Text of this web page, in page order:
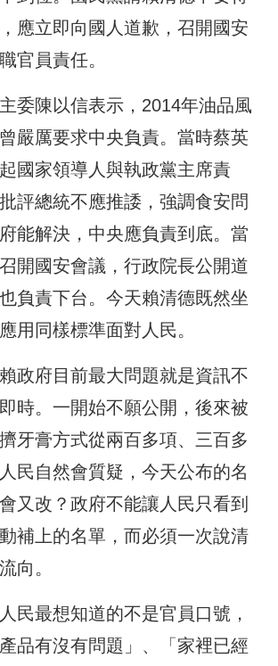
應立即向國人道歉，召開國安
官員責任。
委陳以信表示，2014年油品風
嚴厲要求中央負責。當時蔡英
國家領導人與執政黨主席責
評總統不應推諉，強調食安問
能解決，中央應負責到底。當
開國安會議，行政院長公開道
負責下台。今天賴清德既然坐
用同樣標準面對人民。
政府目前最大問題就是資訊不
時。一開始不願公開，後來被
牙膏方式從兩百多項、三百多
民自然會質疑，今天公布的名
又改？政府不能讓人民只看到
補上的名單，而必須一次說清
向。
民最想知道的不是官員口號，
品有沒有問題」、「家裡已經